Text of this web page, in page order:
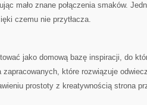
mało znane połączenia smaków.
czemu nie przytłacza.
jako domową bazę inspiracji, do
które rozwiązuje
prostoty z kreatywnością strona